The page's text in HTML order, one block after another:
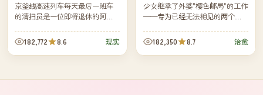
京釜线高速列车每天最后一班车
的清扫员是一位即将退休的阿
车厢被乘客遗落的东西——也整
理了自己三十年的列车人生。
182,772 8.6 现实
少女继承了外婆"樱色邮局"的工作
——专为已经无法相见的两个
的第一份差事是把信送到自己手
里。
182,350 8.7 治愈